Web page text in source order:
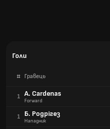
Голи
# Гравець
1 A. Cardenas
Forward
1 Б. Родрігез
Нападник